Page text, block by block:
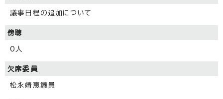
議事日程の追加について
傍聴
0人
欠席委員
松永靖恵議員